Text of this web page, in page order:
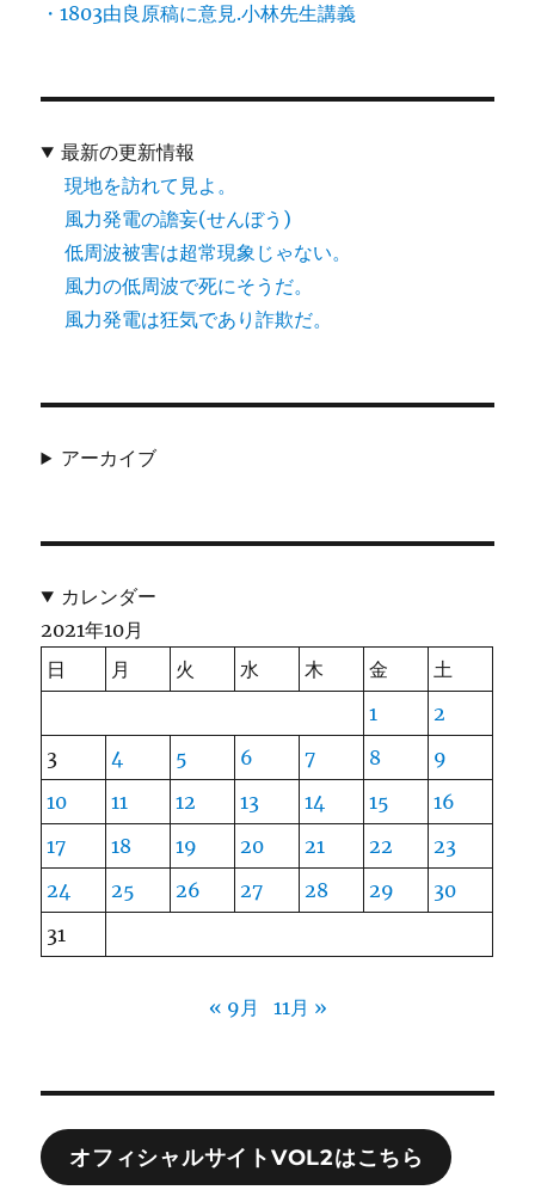
・1803由良原稿に意見.小林先生講義
最新の更新情報
現地を訪れて見よ。
風力発電の譫妄(せんぼう)
低周波被害は超常現象じゃない。
風力の低周波で死にそうだ。
風力発電は狂気であり詐欺だ。
アーカイブ
カレンダー
2021年10月
日
月 火 水 木 金
土
1
2
3
4 5 6 7 8
9
10
11 12 13 14 15
16
17
18 19 20 21 22
23
24
25 26 27 28 29
30
31
« 9月 11月 »
オフィシャルサイトVOL2はこちら